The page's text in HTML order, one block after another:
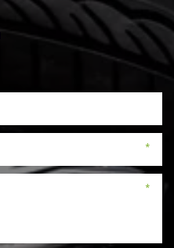
*
*